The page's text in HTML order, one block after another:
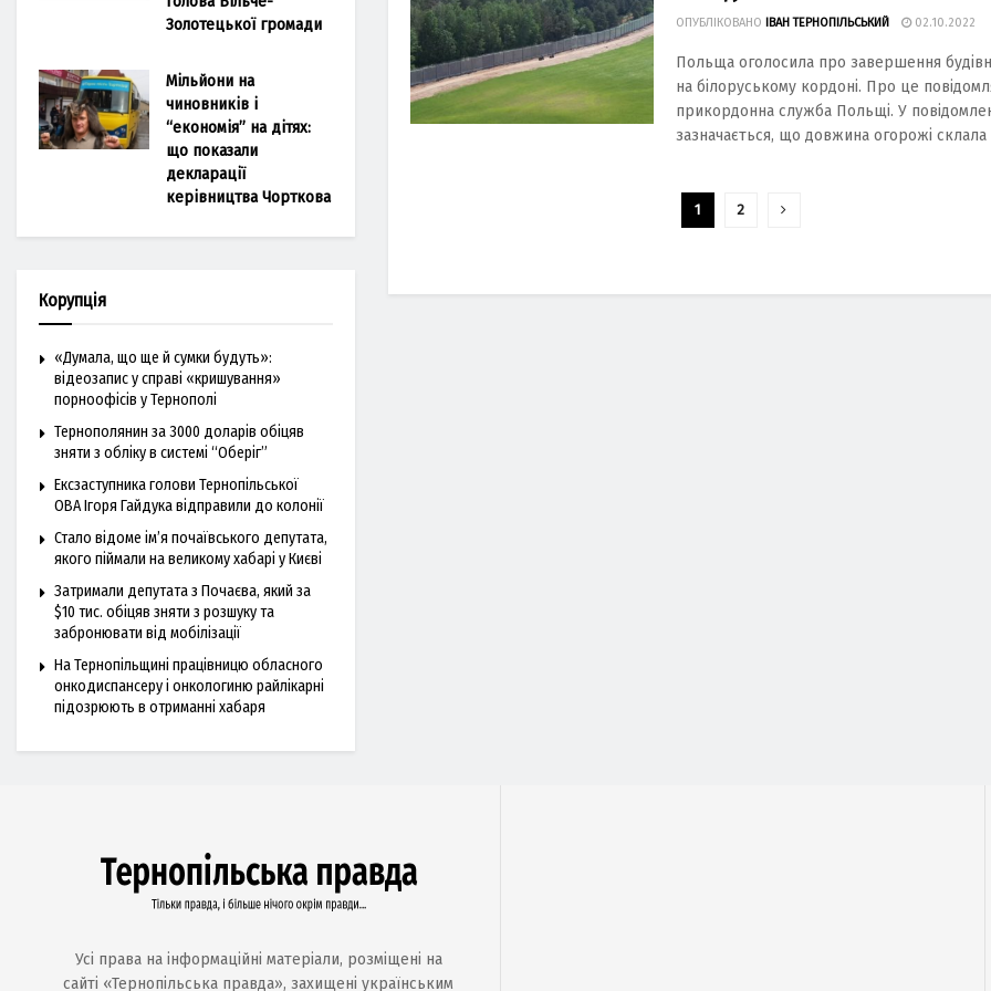
ОПУБЛІКОВАНО ІВАН ТЕРНОПІЛЬСЬКИЙ 02.10.2022
Польща оголосила про завершення
на білоруському кордоні. Про це
прикордонна служба Польщі. У
зазначається, що довжина огорожі склала
1 2
Золотецької громади
Мільйони на
чиновників і
“економія” на дітях:
що показали
декларації
керівництва Чорткова
Корупція
«Думала, що ще й сумки будуть»:
відеозапис у справі «кришування»
порноофісів у Тернополі
Тернополянин за 3000 доларів обіцяв
зняти з обліку в системі “Оберіг”
Ексзаступника голови Тернопільської
ОВА Ігоря Гайдука відправили до колонії
Стало відоме ім’я почаївського депутата,
якого піймали на великому хабарі у Києві
Затримали депутата з Почаєва, який за
$10 тис. обіцяв зняти з розшуку та
забронювати від мобілізації
На Тернопільщині працівницю обласного
онкодиспансеру і онкологиню райлікарні
підозрюють в отриманні хабаря
Усі права на інформаційні матеріали, розміщені на
сайті «Тернопільська правда», захищені українським